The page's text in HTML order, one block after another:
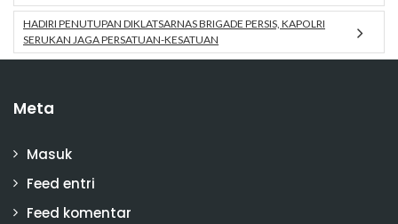
HADIRI PENUTUPAN DIKLATSARNAS BRIGADE PERSIS, KAPOLRI
SERUKAN JAGA PERSATUAN-KESATUAN
Meta
Masuk
Feed entri
Feed komentar